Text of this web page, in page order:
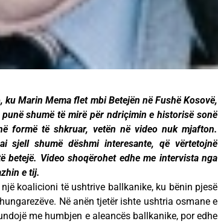
Marin Mema flet mbi Betejën në Fushë Kosovë,
shumë të mirë për ndriçimin e historisë sonë
formë të shkruar, vetën në video nuk mjafton.
sjell shumë dëshmi interesante, që vërtetojnë
betejë. Video shoqërohet edhe me intervista nga
e tij.
koalicioni të ushtrive ballkanike, ku bënin pjesë
Në anën tjetër ishte ushtria osmane e
me humbjen e aleancës ballkanike, por edhe